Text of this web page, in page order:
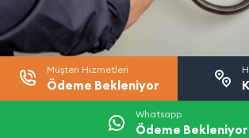
Müşteri Hizmetleri
Ödeme Bekleniyor
Whatsapp
Ödeme Bekleniyor